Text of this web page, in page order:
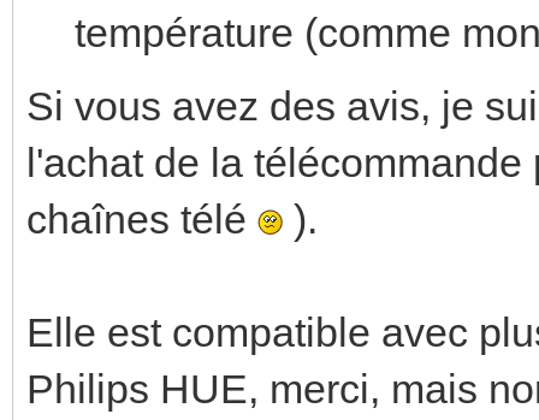
température (comme
Si vous avez des avis, je
l'achat de la
chaînes télé
).
Elle est compatible avec
Philips HUE, merci, mais